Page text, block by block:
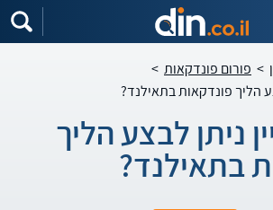
> פורום פונדקאות >
הליך פונדקאות בתאילנד?
ניתן לבצע הליך
בתאילנד?